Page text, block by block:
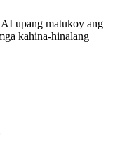
upang matukoy ang
kahina-hinalang